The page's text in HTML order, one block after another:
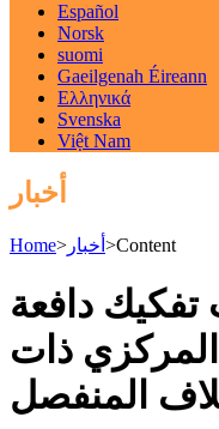
Español
Norsk
suomi
Gaeilgenah Éireann
Ελληνικά
Svenska
Việt Nam
أخبار
Home> أخبار >Content
دافعة
ذات
المنفصل